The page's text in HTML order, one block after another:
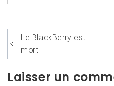
Navigation
de
l’article
Le BlackBerry est
mort
Laisser un